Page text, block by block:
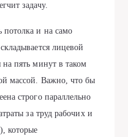
задачу.
потолка и на само
лицевой
на пять минут в таком
массой. Важно, что бы
строго параллельно
за труд рабочих и
которые